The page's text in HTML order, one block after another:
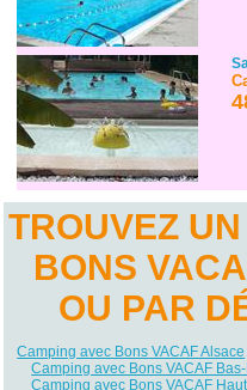
TROUVEZ
BONS
OU PAR
Camping avec Bons VACAF Alsace
Camping avec Bons VACAF
Camping avec Bons VACAF